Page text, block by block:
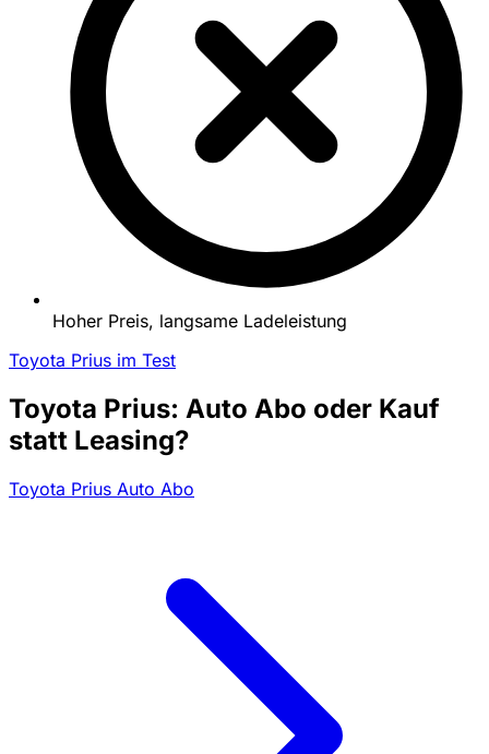
Hoher Preis, langsame Ladeleistung
Toyota Prius im Test
Toyota Prius: Auto Abo oder Kauf
statt Leasing?
Toyota Prius Auto Abo